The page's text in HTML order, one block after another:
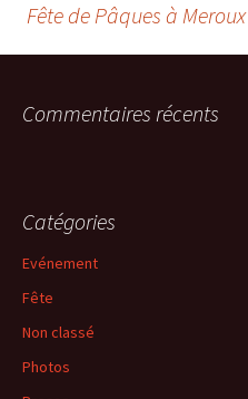
Fête de Pâques à Meroux
Commentaires récents
Catégories
Evénement
Fête
Non classé
Photos